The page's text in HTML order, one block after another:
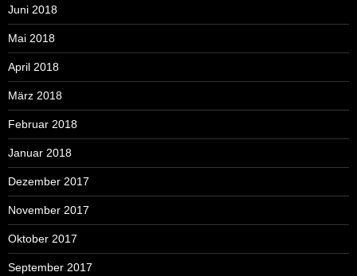
Juni 2018
Mai 2018
April 2018
März 2018
Februar 2018
Januar 2018
Dezember 2017
November 2017
Oktober 2017
September 2017